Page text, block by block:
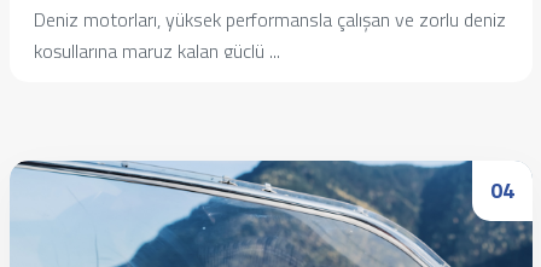
Deniz motorları, yüksek performansla çalışan ve zorlu deniz
koşullarına maruz kalan güçlü ...